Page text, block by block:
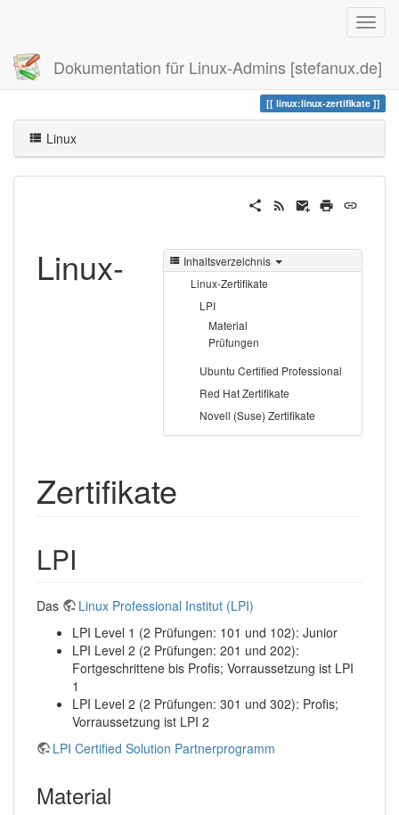
Dokumentation für Linux-Admins [stefanux.de]
Zuletzt angesehen linux-zertifikate
linux:linux-zertifikate
Linux
Inhaltsverzeichnis
Linux-Zertifikate
LPI
Material
Prüfungen
Ubuntu Certified Professional
Red Hat Zertifikate
Novell (Suse) Zertifikate
Linux-
Zertifikate
LPI
Das
Linux Professional Institut (LPI)
LPI Level 1 (2 Prüfungen: 101 und 102): Junior
LPI Level 2 (2 Prüfungen: 201 und 202):
Fortgeschrittene bis Profis; Vorraussetzung ist LPI
1
LPI Level 2 (2 Prüfungen: 301 und 302): Profis;
Vorraussetzung ist LPI 2
LPI Certified Solution Partnerprogramm
Material